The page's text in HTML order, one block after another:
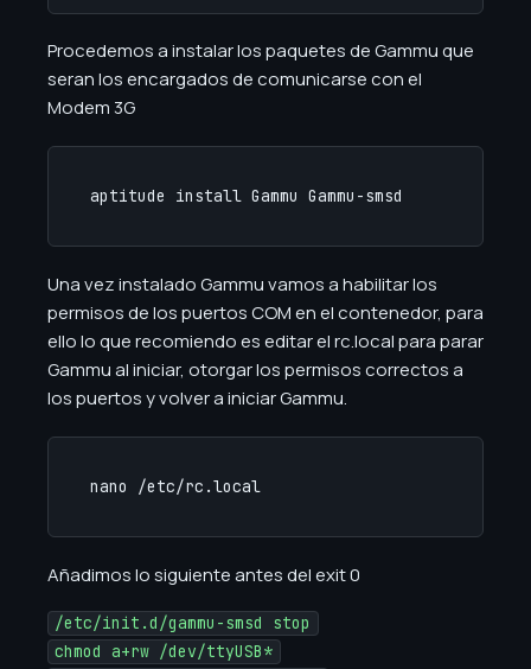
Procedemos a instalar los paquetes de Gammu que
seran los encargados de comunicarse con el
Modem 3G
aptitude install Gammu Gammu-smsd
Una vez instalado Gammu vamos a habilitar los
permisos de los puertos COM en el contenedor, para
ello lo que recomiendo es editar el rc.local para parar
Gammu al iniciar, otorgar los permisos correctos a
los puertos y volver a iniciar Gammu.
nano /etc/rc.local
Añadimos lo siguiente antes del exit 0
/etc/init.d/gammu-smsd stop
chmod a+rw /dev/ttyUSB*